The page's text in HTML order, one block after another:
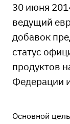
30 июня
ведущий
добавок
статус
продуктов
Федерации
Основной